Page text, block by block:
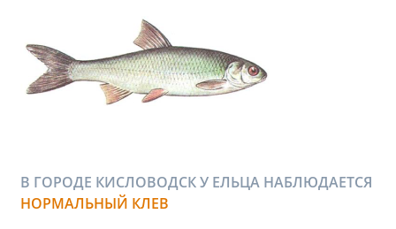
В ГОРОДЕ КИСЛОВОДСК У ЕЛЬЦА НАБЛЮДАЕТСЯ
НОРМАЛЬНЫЙ КЛЕВ